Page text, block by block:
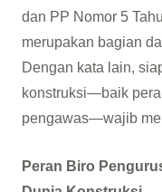
dan PP Nomor 5
merupakan bagian
Dengan kata lain,
konstruksi—baik
pengawas—wajib
Peran Biro